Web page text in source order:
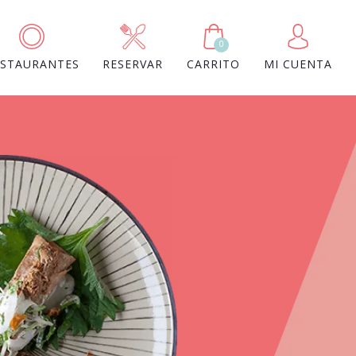
RESERVAR
0
CARRITO MI CUENTA